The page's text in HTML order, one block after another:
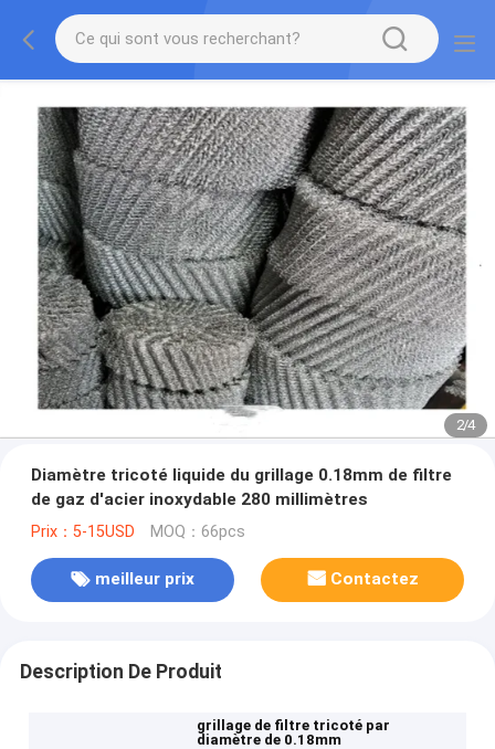
2/4
Diamètre tricoté liquide du grillage 0.18mm de filtre
de gaz d'acier inoxydable 280 millimètres
Prix：5-15USD MOQ：66pcs
meilleur prix Contactez
Description De Produit
grillage de filtre tricoté par
diamètre de 0.18mm